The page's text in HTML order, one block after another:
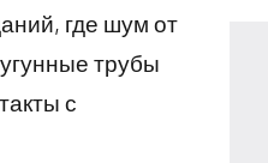
где шум от
трубы
с